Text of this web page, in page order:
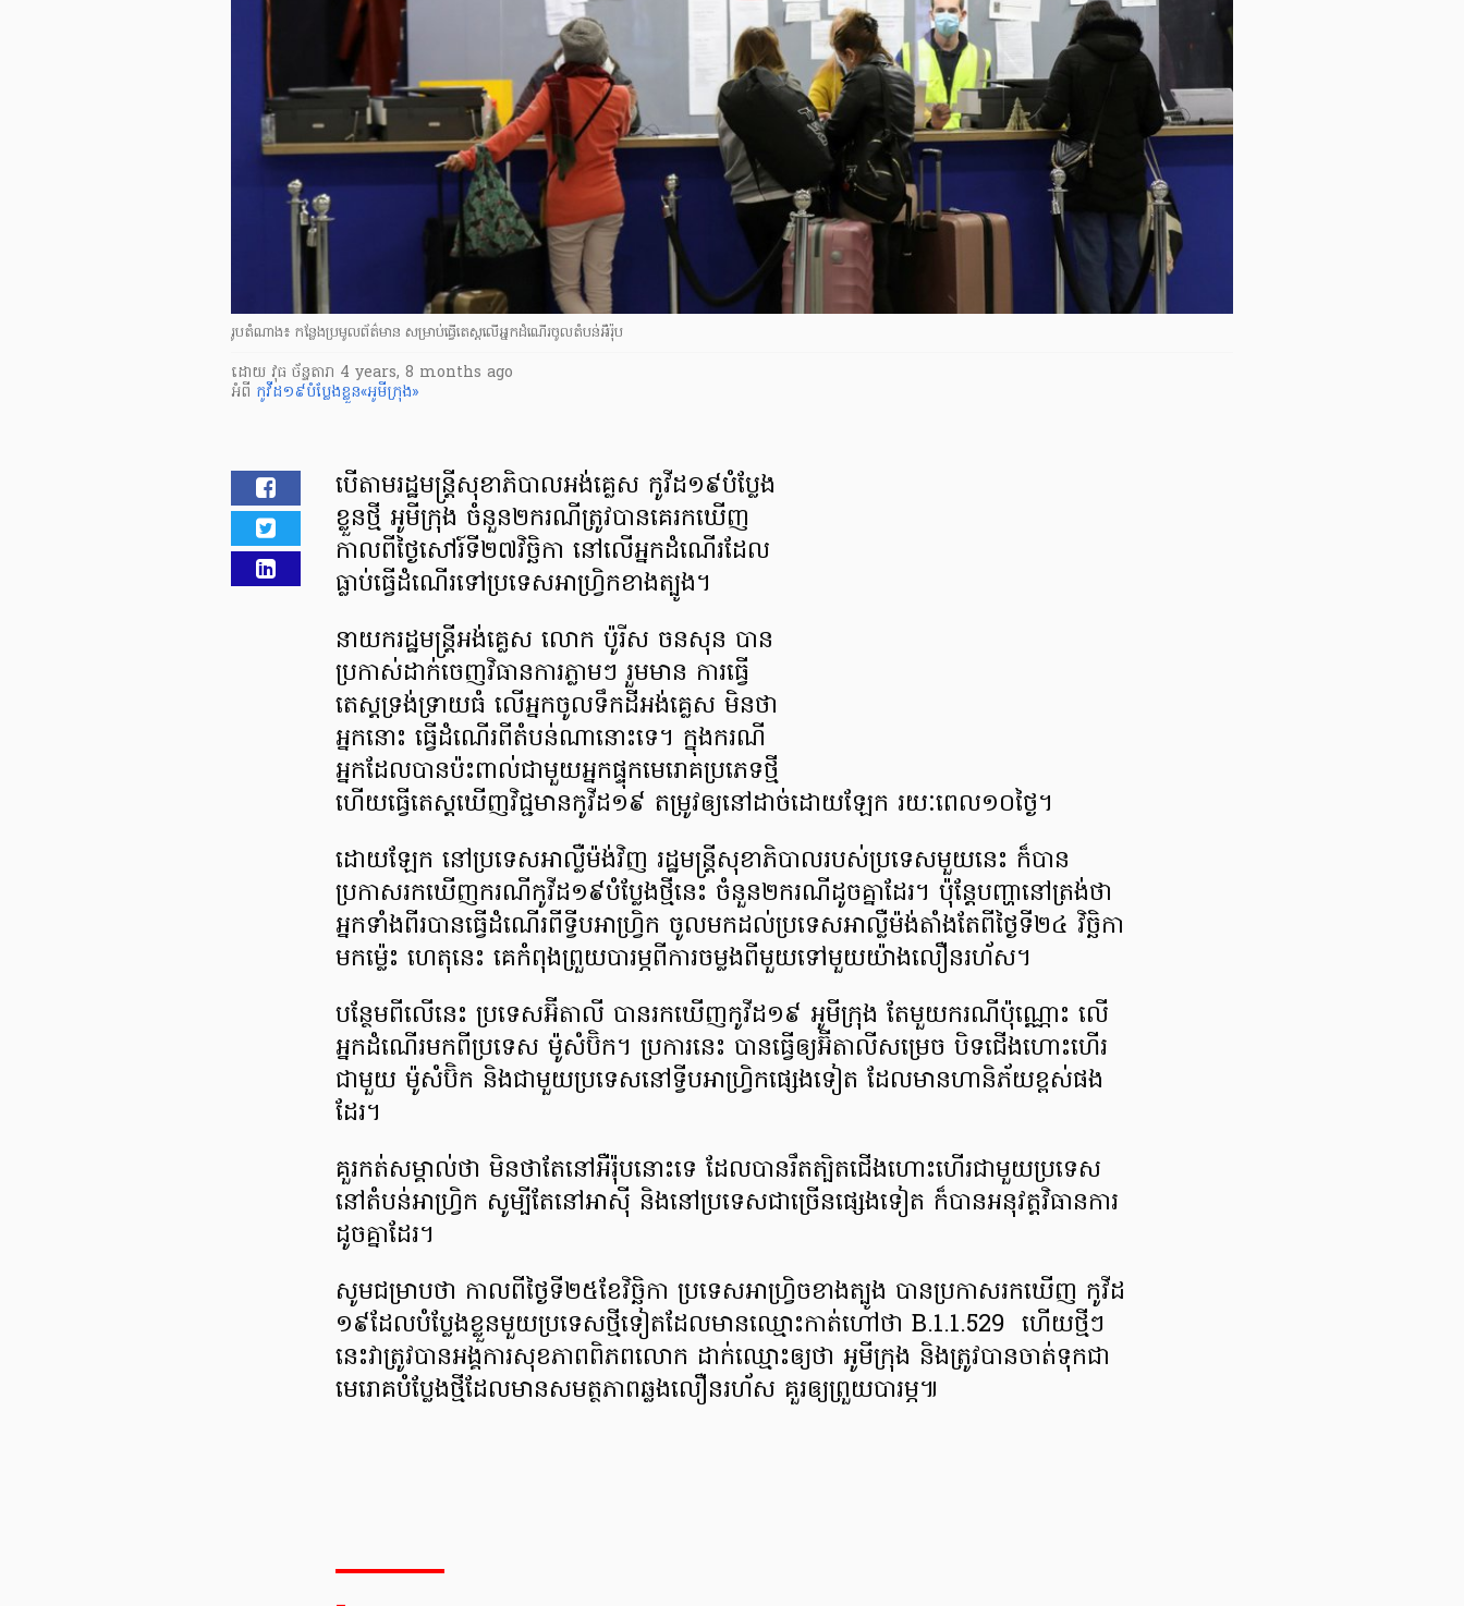
រូបតំណាង៖ កន្លែងប្រមូលព័ត៌មាន សម្រាប់ធ្វើតេស្តលើអ្នកដំណើរចូលតំបន់អឺរ៉ុប
ដោយ វុធ ច័ន្ទតារា 4 years, 8 months ago
អំពី កូវីដ១៩បំប្លែងខ្លួន«អូមីក្រុង»
បើ​តាម​រដ្ឋមន្ត្រី​សុខាភិបាល​អង់គ្លេស កូ​វី​ដ​១៩​បំប្លែង​
ខ្លួន​ថ្មី អូ​មី​ក្រុង ចំនួន​២​ករណី​ត្រូវ​បាន​គេ​រក​ឃើញ​
កាលពី​ថ្ងៃ​សៅរ៍​ទី​២៧​វិច្ឆិកា នៅ​លើ​អ្នកដំណើរ​ដែល​
ធ្លាប់​ធ្វើ​ដំណើរ​ទៅ​ប្រទេស​អាហ្វ្រិក​ខាងត្បូង​។
នាយក​រដ្ឋមន្ត្រី​អង់គ្លេស លោក ប៉ូ​រី​ស ច​ន​សុ​ន បាន​
ប្រកាស់​ដាក់​ចេញ​វិធានការ​ភ្លាម​ៗ រួម​មាន ការ​ធ្វើ
តេស្ត​ទ្រង់ទ្រាយ​ធំ លើ​អ្នក​ចូល​ទឹកដី​អង់គ្លេស មិន​ថា​
អ្នក​នោះ ធ្វើ​ដំណើរ​ពី​តំបន់​ណា​នោះ​ទេ​។ ក្នុង​ករណី​
អ្នក​ដែល​បាន​ប៉ះពាល់​ជាមួយ​អ្នក​ផ្ទុកមេរោគ​ប្រភេទ​ថ្មី
ហើយ​ធ្វើតេស្ត​ឃើញ​វិជ្ជមាន​កូ​វី​ដ​១៩ តម្រូវ​ឲ្យ​នៅ​ដាច់​ដោយឡែក រយៈពេល​១០​ថ្ងៃ​។
ដោយឡែក នៅ​ប្រទេស​អា​ល្លឺ​ម៉​ង់​វិញ រដ្ឋមន្ត្រី​សុខាភិបាល​របស់​ប្រទេស​មួយ​នេះ ក៏​បាន​
ប្រកាស​រក​ឃើញ​ករណី​កូ​វី​ដ​១៩​បំប្លែង​ថ្មី​នេះ ចំនួន​២​ករណី​ដូច​គ្នា​ដែរ​។ ប៉ុន្តែ​បញ្ហា​នៅ​ត្រង់​ថា
អ្នក​ទាំង​ពីរ​បាន​ធ្វើ​ដំណើរ​ពី​ទ្វីបអាហ្វ្រិក ចូល​មក​ដល់​ប្រទេស​អា​ល្លឺ​ម៉​ង់​តាំង​តែ​ពី​ថ្ងៃ​ទី​២៤ វិច្ឆិកា​
មក​ម្ល៉េះ ហេតុនេះ គេ​កំពុង​ព្រួយបារម្ភ​ពី​ការ​ចម្លង​ពី​មួយ​ទៅ​មួយ​យ៉ាង​លឿន​រហ័ស​។
បន្ថែម​ពីលើ​នេះ ប្រទេស​អ៊ី​តា​លី បាន​រក​ឃើញ​កូ​វី​ដ​១៩ អូ​មី​ក្រុង តែ​មួយ​ករណី​ប៉ុណ្ណោះ លើ​
អ្នកដំណើរ​មក​ពី​ប្រទេស ម៉ូ​សំ​ប៊ិក​។ ប្រការ​នេះ បាន​ធ្វើ​ឲ្យ​អ៊ី​តា​លី​សម្រេច បិទ​ជើងហោះហើរ​
ជាមួយ ម៉ូ​សំ​ប៊ិក និង​ជាមួយ​ប្រទេស​នៅ​ទ្វីបអាហ្វ្រិក​ផ្សេង​ទៀត ដែល​មាន​ហានិភ័យ​ខ្ពស់​ផង​
ដែរ​។
គួរ​កត់​សម្គាល់ថា មិន​ថា​តែ​នៅ​អឺរ៉ុប​នោះ​ទេ ដែល​បាន​រឹតត្បិត​ជើងហោះហើរ​ជាមួយ​ប្រទេស​
នៅ​តំបន់​អាហ្វ្រិក សូ​ម្បី​តែ​នៅ​អាស៊ី និង​នៅ​ប្រទេស​ជា​ច្រើន​ផ្សេង​ទៀត ក៏​បាន​អនុវត្ត​វិធានការ​
ដូច​គ្នា​ដែរ​។
សូម​ជម្រាប​ថា កាលពី​ថ្ងៃ​ទី​២៥​ខែវិច្ឆិកា ប្រទេស​អា​ហ្វ្រិ​ច​ខាងត្បូង បាន​ប្រកាស​រក​ឃើញ កូ​វី​ដ​
១៩​ដែល​បំប្លែង​ខ្លួន​មួយ​ប្រទេស​ថ្មី​ទៀត​ដែល​មានឈ្មោះ​កាត់​ហៅ​ថា B.1.1.529 ហើយ​ថ្មី​ៗ​
នេះ​វា​ត្រូវ​បាន​អង្គការ​សុខភាព​ពិភពលោក ដាក់​ឈ្មោះ​ឲ្យ​ថា អូ​មី​ក្រុង និង​ត្រូវ​បាន​ចាត់ទុកជា​
មេរោគ​បំប្លែង​ថ្មី​ដែល​មាន​សមត្ថភាព​ឆ្លង​លឿន​រហ័ស គួរ​ឲ្យ​ព្រួយបារម្ភ​៕